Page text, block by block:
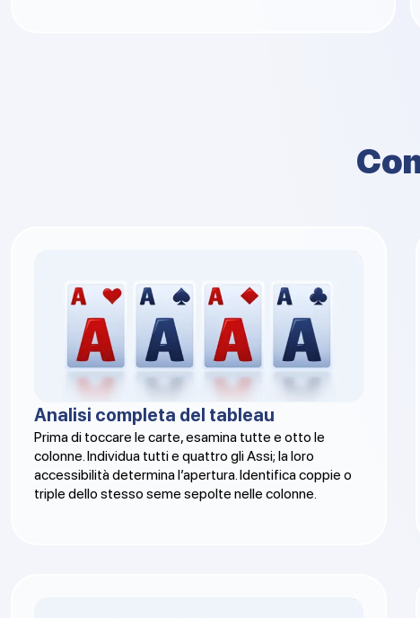
Analisi completa del tableau
Prima di toccare le carte, esamina tutte e otto le
colonne. Individua tutti e quattro gli Assi; la loro
accessibilità determina l’apertura. Identifica coppie o
triple dello stesso seme sepolte nelle colonne.